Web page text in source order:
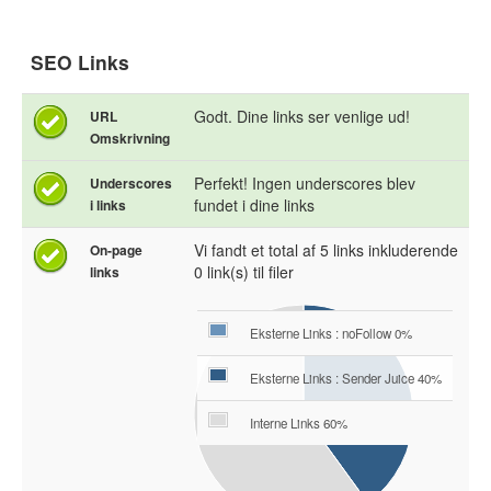
SEO Links
URL
Omskrivning
Godt. Dine links ser venlige ud!
Underscores
i links
Perfekt! Ingen underscores blev
fundet i dine links
On-page
links
Vi fandt et total af 5 links inkluderende
0 link(s) til filer
Eksterne Links : noFollow 0%
Eksterne Links : Sender Juice 40%
Interne Links 60%